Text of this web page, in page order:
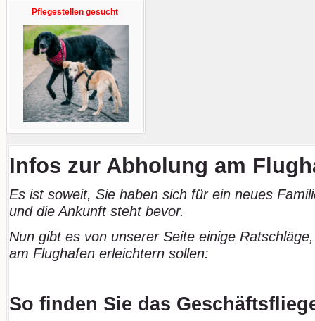
Pflegestellen gesucht
Infos zur Abholung am
Es ist soweit, Sie haben sich für ein neues
und die Ankunft steht bevor.
Nun gibt es von unserer Seite einige
am Flughafen erleichtern sollen:
So finden Sie das